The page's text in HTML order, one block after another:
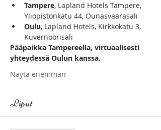
Tampere, Lapland Hotels Tampere,
Yliopistonkatu 44, Ounasvaarasali
Oulu, Lapland Hotels, Kirkkokatu 3,
Kuvernöörisali
Pääpaikka Tampereella, virtuaalisesti
yhteydessä Oulun kanssa.
Näytä enemmän
Liput